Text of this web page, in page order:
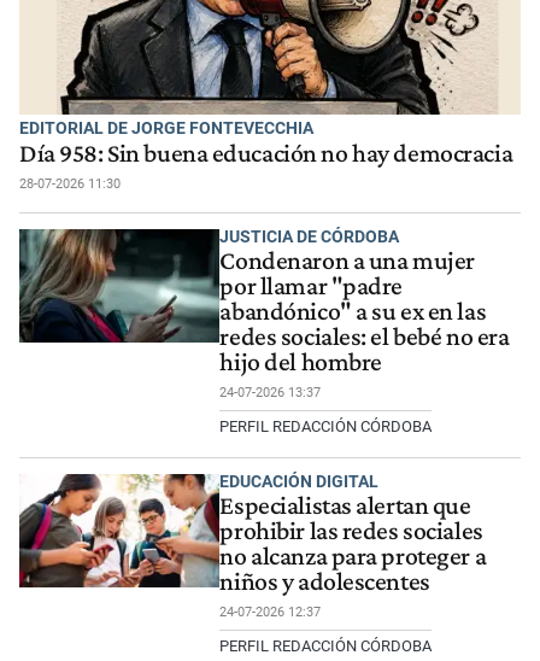
EDITORIAL DE JORGE FONTEVECCHIA
Día 958: Sin buena educación no hay democracia
28-07-2026 11:30
JUSTICIA DE CÓRDOBA
Condenaron a una mujer
por llamar "padre
abandónico" a su ex en las
redes sociales: el bebé no era
hijo del hombre
24-07-2026 13:37
PERFIL REDACCIÓN CÓRDOBA
EDUCACIÓN DIGITAL
Especialistas alertan que
prohibir las redes sociales
no alcanza para proteger a
niños y adolescentes
24-07-2026 12:37
PERFIL REDACCIÓN CÓRDOBA